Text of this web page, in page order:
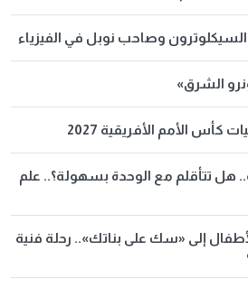
وصاحب نوبل في الفيزياء
الشرق»
الأمم الأفريقية 2027
هل تتأقلم مع الوحدة بسهولة؟.. علم
إلى «سك على بناتك».. رحلة فنية